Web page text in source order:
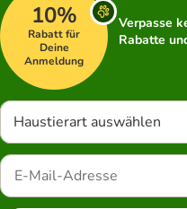
10%
Rabatt für
Deine
Anmeldung
Verpasse
Rabatte
Haustierart auswählen